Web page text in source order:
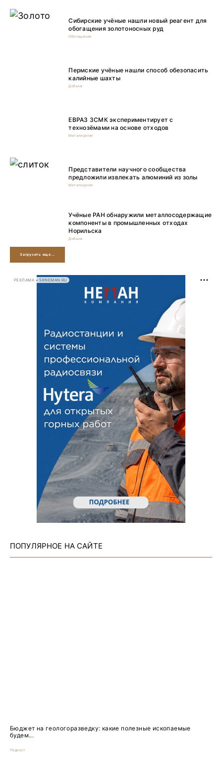
Сибирские учёные нашли новый реагент для
обогащения золотоносных руд
Обогащение
Пермские учёные нашли способ обезопасить
калийные шахты
Добыча
ЕВРАЗ ЗСМК экспериментирует с
технозёмами на основе отходов
Металлургия
Представители научного сообщества
предложили извлекать алюминий из золы
Металлургия
Учёные РАН обнаружили металлосодержащие
компоненты в промышленных отходах
Норильска
Добыча
Загрузить еще...
РЕКЛАМА • SKNEMAN.RU
ПОПУЛЯРНОЕ НА САЙТЕ
Бюджет на геологоразведку: какие полезные ископаемые
будем...
Подкаст